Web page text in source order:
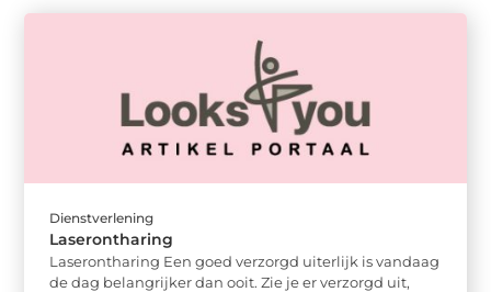
Dienstverlening
Laserontharing
Laserontharing Een goed verzorgd uiterlijk is vandaag
de dag belangrijker dan ooit. Zie je er verzorgd uit,